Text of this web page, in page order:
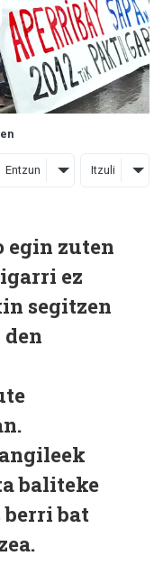
Entzun Itzuli
egin zuten
ez
segitzen
baliteke
bat